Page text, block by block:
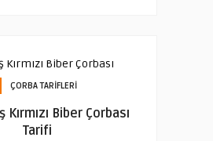
ÇORBA TARIFLERI
Biber Çorbası
Tarifi